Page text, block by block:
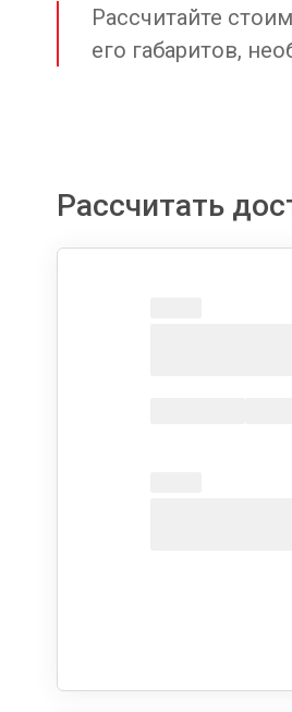
Рассчитайте
его габаритов,
Рассчитать